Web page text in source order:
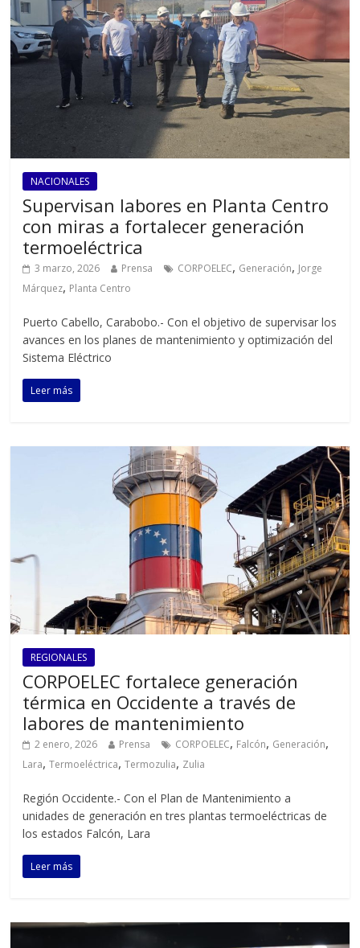
NACIONALES
Supervisan labores en Planta Centro
con miras a fortalecer generación
termoeléctrica
3 marzo, 2026 Prensa CORPOELEC, Generación, Jorge
Márquez, Planta Centro
Puerto Cabello, Carabobo.- Con el objetivo de supervisar los
avances en los planes de mantenimiento y optimización del
Sistema Eléctrico
Leer más
REGIONALES
CORPOELEC fortalece generación
térmica en Occidente a través de
labores de mantenimiento
2 enero, 2026 Prensa CORPOELEC, Falcón, Generación,
Lara,Termoeléctrica,Termozulia, Zulia
Región Occidente.- Con el Plan de Mantenimiento a
unidades de generación en tres plantas termoeléctricas de
los estados Falcón, Lara
Leer más